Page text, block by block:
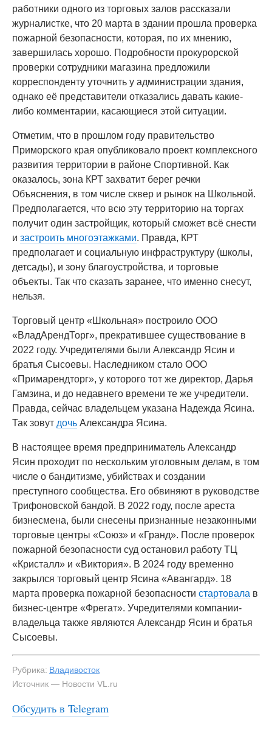
работники одного из торговых залов рассказали
журналистке, что 20 марта в здании прошла проверка
пожарной безопасности, которая, по их мнению,
завершилась хорошо. Подробности прокурорской
проверки сотрудники магазина предложили
корреспонденту уточнить у администрации здания,
однако её представители отказались давать какие-
либо комментарии, касающиеся этой ситуации.
Отметим, что в прошлом году правительство
Приморского края опубликовало проект комплексного
развития территории в районе Спортивной. Как
оказалось, зона КРТ захватит берег речки
Объяснения, в том числе сквер и рынок на Школьной.
Предполагается, что всю эту территорию на торгах
получит один застройщик, который сможет всё снести
и застроить многоэтажками. Правда, КРТ
предполагает и социальную инфраструктуру (школы,
детсады), и зону благоустройства, и торговые
объекты. Так что сказать заранее, что именно снесут,
нельзя.
Торговый центр «Школьная» построило ООО
«ВладАрендТорг», прекратившее существование в
2022 году. Учредителями были Александр Ясин и
братья Сысоевы. Наследником стало ООО
«Примарендторг», у которого тот же директор, Дарья
Гамзина, и до недавнего времени те же учредители.
Правда, сейчас владельцем указана Надежда Ясина.
Так зовут дочь Александра Ясина.
В настоящее время предприниматель Александр
Ясин проходит по нескольким уголовным делам, в том
числе о бандитизме, убийствах и создании
преступного сообщества. Его обвиняют в руководстве
Трифоновской бандой. В 2022 году, после ареста
бизнесмена, были снесены признанные незаконными
торговые центры «Союз» и «Гранд». После проверок
пожарной безопасности суд остановил работу ТЦ
«Кристалл» и «Виктория». В 2024 году временно
закрылся торговый центр Ясина «Авангард». 18
марта проверка пожарной безопасности стартовала в
бизнес-центре «Фрегат». Учредителями компании-
владельца также являются Александр Ясин и братья
Сысоевы.
Рубрика: Владивосток
Источник — Новости VL.ru
Обсудить в Telegram
#3